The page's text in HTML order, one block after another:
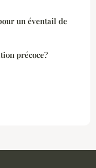
un éventail de
précoce?